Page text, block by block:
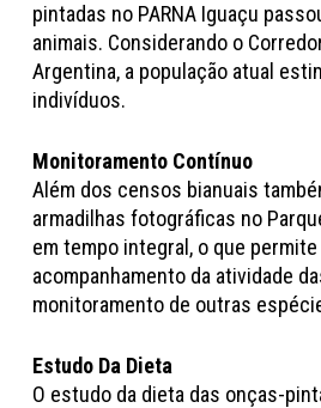
pintadas no PARNA Iguaçu
animais. Considerando o
Argentina, a população atual
indivíduos.
Monitoramento Contínuo
Além dos censos bianuais
armadilhas fotográficas no
em tempo integral, o que permite
acompanhamento da atividade
monitoramento de outras
Estudo Da Dieta
O estudo da dieta das onças-